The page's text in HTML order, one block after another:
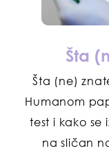
Šta
Šta (ne)
Humanom
test i kako se
na sličan